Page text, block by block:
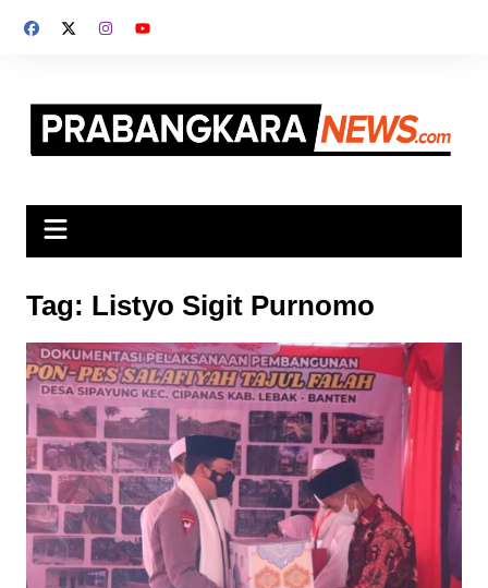
Tag: Listyo Sigit Purnomo